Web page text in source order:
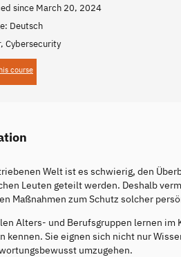
since March 20, 2024
Deutsch
Cybersecurity
course
Welt ist es schwierig, den
Leuten geteilt werden. Deshalb
Maßnahmen zum Schutz solcher
Alters- und Berufsgruppen lernen im
kennen. Sie eignen sich nicht nur
umzugehen.